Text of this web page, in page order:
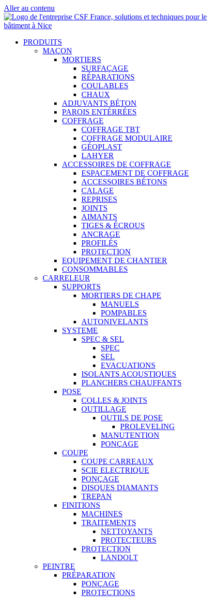
Aller au contenu
PRODUITS
MAÇON
MORTIERS
SURFAÇAGE
RÉPARATIONS
COULABLES
CHAUX
ADJUVANTS BÉTON
PAROIS ENTÉRRÉES
COFFRAGE
COFFRAGE TBT
COFFRAGE MODULAIRE
GÉOPLAST
LAHYER
ACCESSOIRES DE COFFRAGE
ESPACEMENT DE COFFRAGE
ACCESSOIRES BÉTONS
CALAGE
REPRISES
JOINTS
AIMANTS
TIGES & ÉCROUS
ANCRAGE
PROFILÉS
PROTECTION
EQUIPEMENT DE CHANTIER
CONSOMMABLES
CARRELEUR
SUPPORTS
MORTIERS DE CHAPE
MANUELS
POMPABLES
AUTONIVELANTS
SYSTEME
SPEC & SEL
SPEC
SEL
EVACUATIONS
ISOLANTS ACOUSTIQUES
PLANCHERS CHAUFFANTS
POSE
COLLES & JOINTS
OUTILLAGE
OUTILS DE POSE
PROLEVELING
MANUTENTION
PONÇAGE
COUPE
COUPE CARREAUX
SCIE ELECTRIQUE
PONÇAGE
DISQUES DIAMANTS
TREPAN
FINITIONS
MACHINES
TRAITEMENTS
NETTOYANTS
PROTECTEURS
PROTECTION
LANDOLT
PEINTRE
PRÉPARATION
PONÇAGE
PROTECTIONS